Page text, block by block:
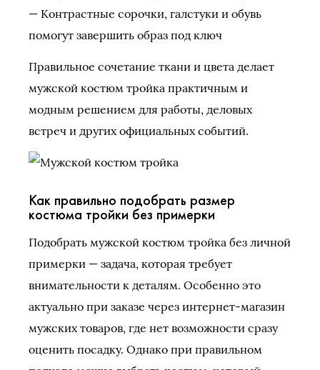
— Контрастные сорочки, галстуки и обувь
помогут завершить образ под ключ
Правильное сочетание ткани и цвета делает
мужской костюм тройка практичным и
модным решением для работы, деловых
встреч и других официальных событий.
Как правильно подобрать размер
костюма тройки без примерки
Подобрать мужской костюм тройка без личной
примерки — задача, которая требует
внимательности к деталям. Особенно это
актуально при заказе через интернет-магазин
мужских товаров, где нет возможности сразу
оценить посадку. Однако при правильном